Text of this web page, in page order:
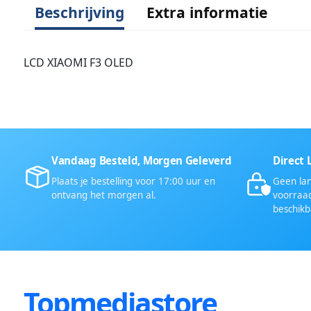
Beschrijving Extra informatie
LCD XIAOMI F3 OLED
Vandaag Besteld, Morgen Geleverd
Plaats je bestelling voor 17:00 uur en
ontvang het morgen al.
Direct
Geen
Topmediastore